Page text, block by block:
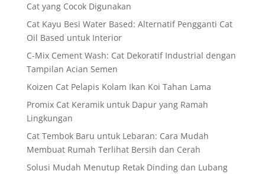
Cat yang Cocok Digunakan
Cat Kayu Besi Water Based: Alternatif Pengganti Cat
Oil Based untuk Interior
C-Mix Cement Wash: Cat Dekoratif Industrial dengan
Tampilan Acian Semen
Koizen Cat Pelapis Kolam Ikan Koi Tahan Lama
Promix Cat Keramik untuk Dapur yang Ramah
Lingkungan
Cat Tembok Baru untuk Lebaran: Cara Mudah
Membuat Rumah Terlihat Bersih dan Cerah
Solusi Mudah Menutup Retak Dinding dan Lubang